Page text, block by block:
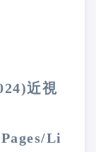
近視
Li